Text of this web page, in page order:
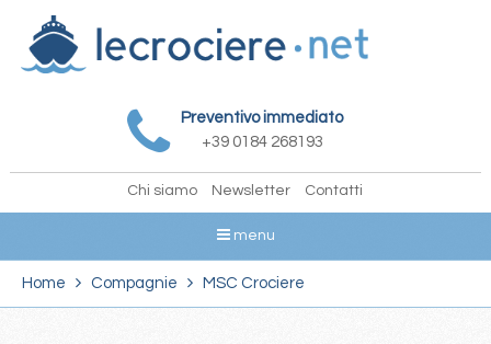
Preventivo immediato
+39 0184 268193
Chi siamo Newsletter Contatti
menu
Home Compagnie MSC Crociere